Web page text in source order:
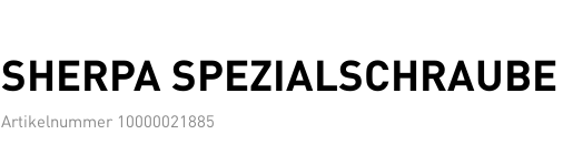
SHERPA
Artikelnummer 10000021885